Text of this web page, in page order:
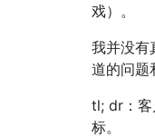
戏）。
我并没有
道的问题
tl; dr：客
标。